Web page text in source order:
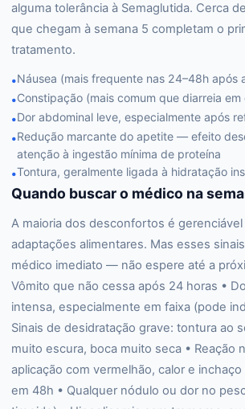
alguma tolerância à Semaglutida. Cerca
que chegam à semana 5 completam o
tratamento.
•Náusea (mais frequente nas 24–48h após
•Constipação (mais comum que diarreia em
•Dor abdominal leve, especialmente após
•Redução marcante do apetite — efeito
atenção à ingestão mínima de proteína
•Tontura, geralmente ligada à hidratação
Quando buscar o médico na
A maioria dos desconfortos é gerenciável
adaptações alimentares. Mas esses
médico imediato — não espere até a
Vômito que não cessa após 24 horas •
intensa, especialmente em faixa (pode
Sinais de desidratação grave: tontura ao
muito escura, boca muito seca • Reação
aplicação com vermelhão, calor e
em 48h • Qualquer nódulo ou dor no